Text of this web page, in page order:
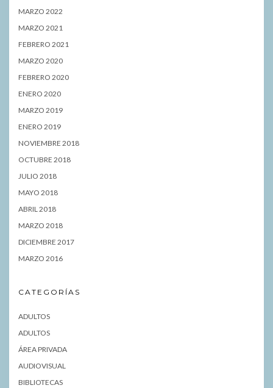
MARZO 2022
MARZO 2021
FEBRERO 2021
MARZO 2020
FEBRERO 2020
ENERO 2020
MARZO 2019
ENERO 2019
NOVIEMBRE 2018
OCTUBRE 2018
JULIO 2018
MAYO 2018
ABRIL 2018
MARZO 2018
DICIEMBRE 2017
MARZO 2016
CATEGORÍAS
ADULTOS
ADULTOS
ÁREA PRIVADA
AUDIOVISUAL
BIBLIOTECAS